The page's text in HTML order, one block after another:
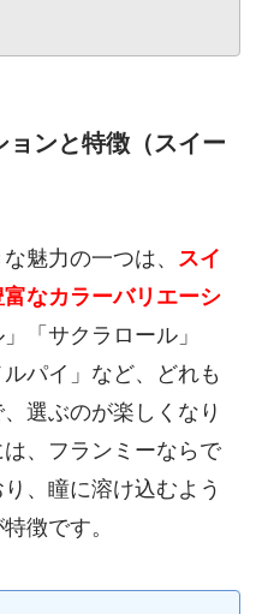
ョンと特徴（スイー
魅力の一つは、 スイ
なカラーバリエーシ
「サクラロール」
パイ」など、どれも
選ぶのが楽しくなり
、フランミーならで
、瞳に溶け込むよう
徴です。